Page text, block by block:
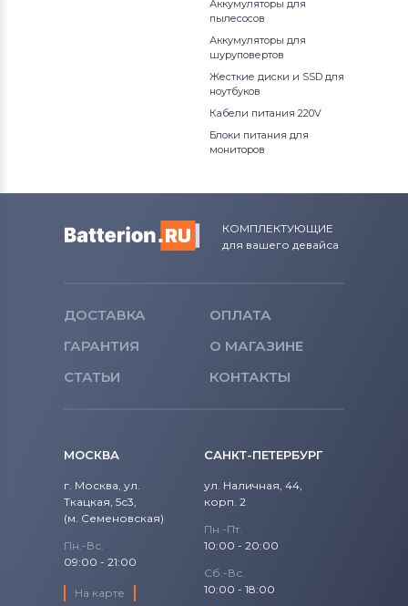
Аккумуляторы для
пылесосов
Аккумуляторы для
шуруповертов
Жесткие диски и SSD для
ноутбуков
Кабели питания 220V
Блоки питания для
мониторов
КОМПЛЕКТУЮЩИЕ
для вашего девайса
ДОСТАВКА
ОПЛАТА
ГАРАНТИЯ
О МАГАЗИНЕ
СТАТЬИ
КОНТАКТЫ
МОСКВА
г. Москва, ул.
Ткацкая, 5с3,
(м. Семеновская)
Пн.-Вс.
09:00 - 21:00
На карте
САНКТ-ПЕТЕРБУРГ
ул. Наличная, 44,
корп. 2
Пн.-Пт.
10:00 - 20:00
Сб.-Вс.
10:00 - 18:00